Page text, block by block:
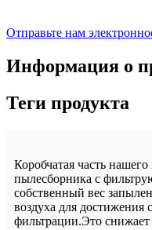
Отправьте нам
Информация о
Теги продукта
Коробчатая часть
пылесборника с
собственный вес
воздуха для достижения
фильтрации.Это